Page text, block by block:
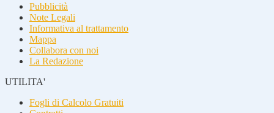
Pubblicità
Note Legali
Informativa al trattamento
Mappa
Collabora con noi
La Redazione
UTILITA'
Fogli di Calcolo Gratuiti